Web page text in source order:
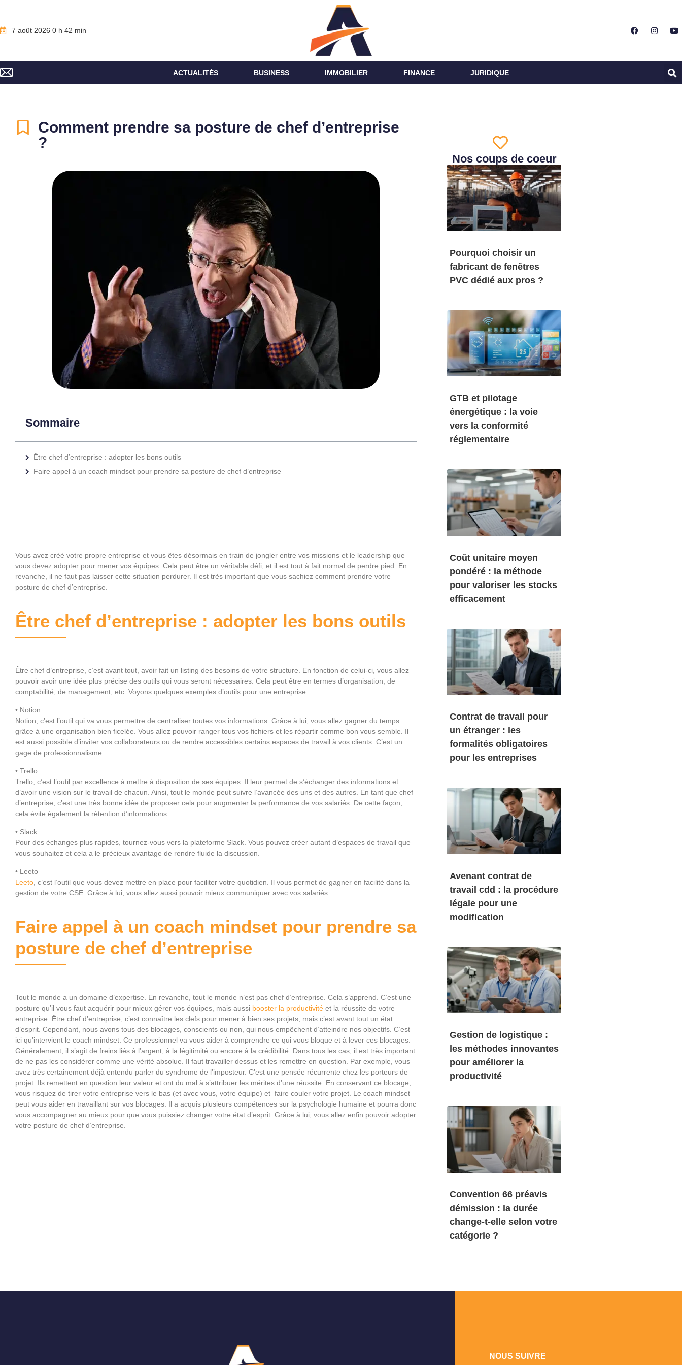
7 août 2026 0 h 42 min
ACTUALITÉS BUSINESS IMMOBILIER FINANCE JURIDIQUE
Comment prendre sa posture de chef d’entreprise
?
Sommaire
Être chef d’entreprise : adopter les bons outils
Faire appel à un coach mindset pour prendre sa posture de chef d’entreprise
Vous avez créé votre propre entreprise et vous êtes désormais en train de jongler entre vos missions et le leadership que
vous devez adopter pour mener vos équipes. Cela peut être un véritable défi, et il est tout à fait normal de perdre pied. En
revanche, il ne faut pas laisser cette situation perdurer. Il est très important que vous sachiez comment prendre votre
posture de chef d’entreprise.
Être chef d’entreprise : adopter les bons outils
Être chef d’entreprise, c’est avant tout, avoir fait un listing des besoins de votre structure. En fonction de celui-ci, vous allez
pouvoir avoir une idée plus précise des outils qui vous seront nécessaires. Cela peut être en termes d’organisation, de
comptabilité, de management, etc. Voyons quelques exemples d’outils pour une entreprise :
• Notion
Notion, c’est l’outil qui va vous permettre de centraliser toutes vos informations. Grâce à lui, vous allez gagner du temps
grâce à une organisation bien ficelée. Vous allez pouvoir ranger tous vos fichiers et les répartir comme bon vous semble. Il
est aussi possible d’inviter vos collaborateurs ou de rendre accessibles certains espaces de travail à vos clients. C’est un
gage de professionnalisme.
• Trello
Trello, c’est l’outil par excellence à mettre à disposition de ses équipes. Il leur permet de s’échanger des informations et
d’avoir une vision sur le travail de chacun. Ainsi, tout le monde peut suivre l’avancée des uns et des autres. En tant que chef
d’entreprise, c’est une très bonne idée de proposer cela pour augmenter la performance de vos salariés. De cette façon,
cela évite également la rétention d’informations.
• Slack
Pour des échanges plus rapides, tournez-vous vers la plateforme Slack. Vous pouvez créer autant d’espaces de travail que
vous souhaitez et cela a le précieux avantage de rendre fluide la discussion.
• Leeto
Leeto , c’est l’outil que vous devez mettre en place pour faciliter votre quotidien. Il vous permet de gagner en facilité dans la
gestion de votre CSE. Grâce à lui, vous allez aussi pouvoir mieux communiquer avec vos salariés.
Faire appel à un coach mindset pour prendre sa
posture de chef d’entreprise
Tout le monde a un domaine d’expertise. En revanche, tout le monde n’est pas chef d’entreprise. Cela s’apprend. C’est une
posture qu’il vous faut acquérir pour mieux gérer vos équipes, mais aussi booster la productivité et la réussite de votre
entreprise. Être chef d’entreprise, c’est connaître les clefs pour mener à bien ses projets, mais c’est avant tout un état
d’esprit. Cependant, nous avons tous des blocages, conscients ou non, qui nous empêchent d’atteindre nos objectifs. C’est
ici qu’intervient le coach mindset. Ce professionnel va vous aider à comprendre ce qui vous bloque et à lever ces blocages.
Généralement, il s’agit de freins liés à l’argent, à la légitimité ou encore à la crédibilité. Dans tous les cas, il est très important
de ne pas les considérer comme une vérité absolue. Il faut travailler dessus et les remettre en question. Par exemple, vous
avez très certainement déjà entendu parler du syndrome de l’imposteur. C’est une pensée récurrente chez les porteurs de
projet. Ils remettent en question leur valeur et ont du mal à s’attribuer les mérites d’une réussite. En conservant ce blocage,
vous risquez de tirer votre entreprise vers le bas (et avec vous, votre équipe) et faire couler votre projet. Le coach mindset
peut vous aider en travaillant sur vos blocages. Il a acquis plusieurs compétences sur la psychologie humaine et pourra donc
vous accompagner au mieux pour que vous puissiez changer votre état d’esprit. Grâce à lui, vous allez enfin pouvoir adopter
votre posture de chef d’entreprise.
Nos coups de coeur
Pourquoi choisir un
fabricant de fenêtres
PVC dédié aux pros ?
GTB et pilotage
énergétique : la voie
vers la conformité
réglementaire
Coût unitaire moyen
pondéré : la méthode
pour valoriser les stocks
efficacement
Contrat de travail pour
un étranger : les
formalités obligatoires
pour les entreprises
Avenant contrat de
travail cdd : la procédure
légale pour une
modification
Gestion de logistique :
les méthodes innovantes
pour améliorer la
productivité
Convention 66 préavis
démission : la durée
change-t-elle selon votre
catégorie ?
NOUS SUIVRE